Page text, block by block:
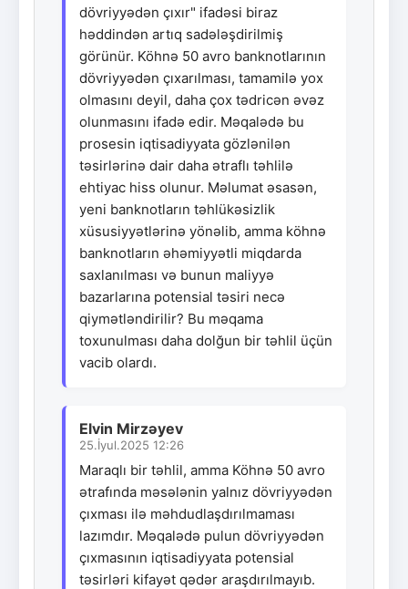
dövriyyədən çıxır" ifadəsi biraz
həddindən artıq sadələşdirilmiş
görünür. Köhnə 50 avro banknotlarının
dövriyyədən çıxarılması, tamamilə yox
olmasını deyil, daha çox tədricən əvəz
olunmasını ifadə edir. Məqalədə bu
prosesin iqtisadiyyata gözlənilən
təsirlərinə dair daha ətraflı təhlilə
ehtiyac hiss olunur. Məlumat əsasən,
yeni banknotların təhlükəsizlik
xüsusiyyətlərinə yönəlib, amma köhnə
banknotların əhəmiyyətli miqdarda
saxlanılması və bunun maliyyə
bazarlarına potensial təsiri necə
qiymətləndirilir? Bu məqama
toxunulması daha dolğun bir təhlil üçün
vacib olardı.
Elvin Mirzəyev
25.İyul.2025 12:26
Maraqlı bir təhlil, amma Köhnə 50 avro
ətrafında məsələnin yalnız dövriyyədən
çıxması ilə məhdudlaşdırılmaması
lazımdır. Məqalədə pulun dövriyyədən
çıxmasının iqtisadiyyata potensial
təsirləri kifayət qədər araşdırılmayıb.